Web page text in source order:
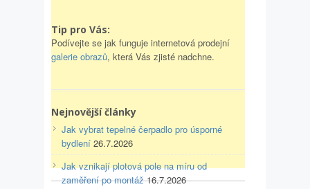
Tip pro Vás:
Podívejte se jak funguje internetová prodejní
galerie obrazů, která Vás zjisté nadchne.
Nejnovější články
Jak vybrat tepelné čerpadlo pro úsporné
bydlení 26.7.2026
Jak vznikají plotová pole na míru od
zaměření po montáž 16.7.2026